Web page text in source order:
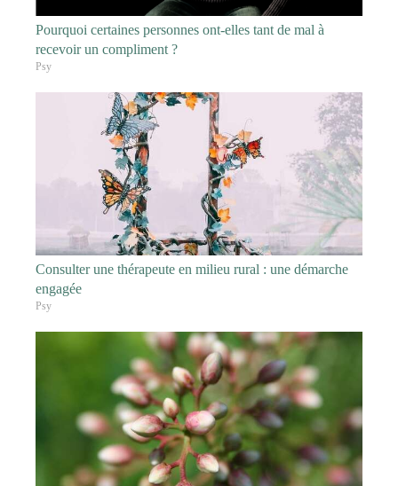
Pourquoi certaines personnes ont-elles tant de mal à
recevoir un compliment ?
Psy
Consulter une thérapeute en milieu rural : une démarche
engagée
Psy